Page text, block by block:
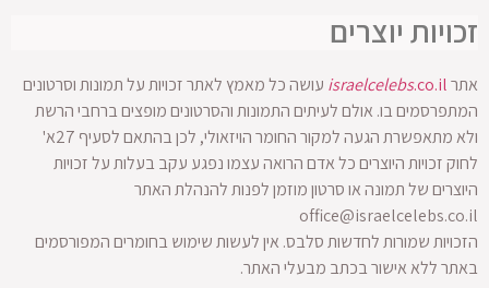
זכויות יוצרים
אתר israelcelebs.co.il
עושה כל מאמץ לאתר זכויות על תמונות וסרטונים
המתפרסמים בו. אולם לעיתים התמונות והסרטונים מופצים ברחבי הרשת
ולא מתאפשרת הגעה למקור החומר הויזאולי, לכן בהתאם לסעיף 27א'
לחוק זכויות היוצרים כל אדם הרואה עצמו נפגע עקב בעלות על זכויות
היוצרים של תמונה או סרטון מוזמן לפנות להנהלת האתר
office@israelcelebs.co.il
הזכויות שמורות לחדשות סלבס. אין לעשות שימוש בחומרים המפורסמים
באתר ללא אישור בכתב מבעלי האתר.